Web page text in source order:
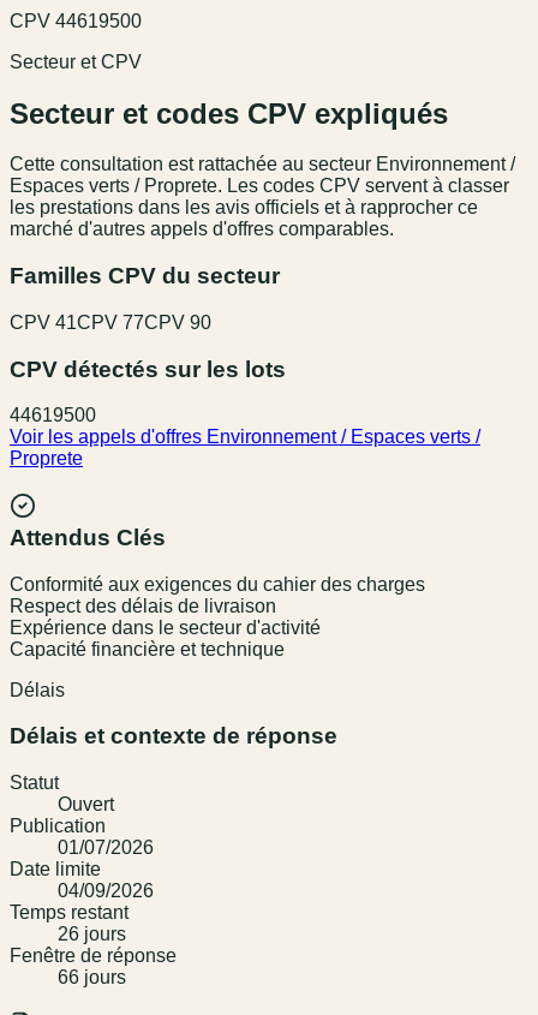
CPV 44619500
Secteur et CPV
Secteur et codes CPV expliqués
Cette consultation est rattachée au secteur Environnement /
Espaces verts / Proprete. Les codes CPV servent à classer
les prestations dans les avis officiels et à rapprocher ce
marché d'autres appels d'offres comparables.
Familles CPV du secteur
CPV 41CPV 77CPV 90
CPV détectés sur les lots
44619500
Voir les appels d'offres Environnement / Espaces verts /
Proprete
Attendus Clés
Conformité aux exigences du cahier des charges
Respect des délais de livraison
Expérience dans le secteur d'activité
Capacité financière et technique
Délais
Délais et contexte de réponse
Statut
Ouvert
Publication
01/07/2026
Date limite
04/09/2026
Temps restant
26 jours
Fenêtre de réponse
66 jours